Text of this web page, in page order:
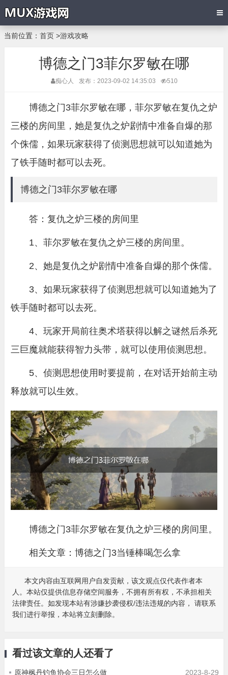
当前位置： 首页 >游戏攻略
博德之门3菲尔罗敏在哪
痴心人 发布：2023-09-02 14:35:03 510
博德之门3菲尔罗敏在哪，菲尔罗敏在复仇之炉
三楼的房间里，她是复仇之炉剧情中准备自爆的那
个侏儒，如果玩家获得了侦测思想就可以知道她为
了铁手随时都可以去死。
博德之门3菲尔罗敏在哪
答：复仇之炉三楼的房间里
1、菲尔罗敏在复仇之炉三楼的房间里。
2、她是复仇之炉剧情中准备自爆的那个侏儒。
3、如果玩家获得了侦测 思想就可以知道她为了
铁手随时都可以去死。
4、玩家开局前往奥术塔获得以解之谜然后杀死
三巨魔就能获得智力头带，就可以使用侦测思想。
5、侦测思想使用时要提前，在对话开始前主动
释放就可以生效。
博德之门3菲尔罗敏在复仇之炉三楼的房间里。
相关文章： 博德之门3当锤棒喝怎么拿
本文内容由互联网用户自发贡献，该文观点仅代表作者本
人。本站仅提供信息存储空间服务，不拥有所有权，不承担相关
法律责任。如发现本站有涉嫌抄袭侵权/违法违规的内容， 请联系
我们进行举报，本站将立刻删除。
看过该文章的人还看了
2023-8-29
原神枫丹钓鱼协会三日怎么做